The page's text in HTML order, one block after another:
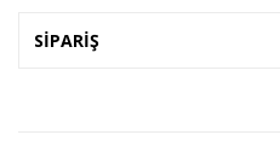
SİPARİŞ